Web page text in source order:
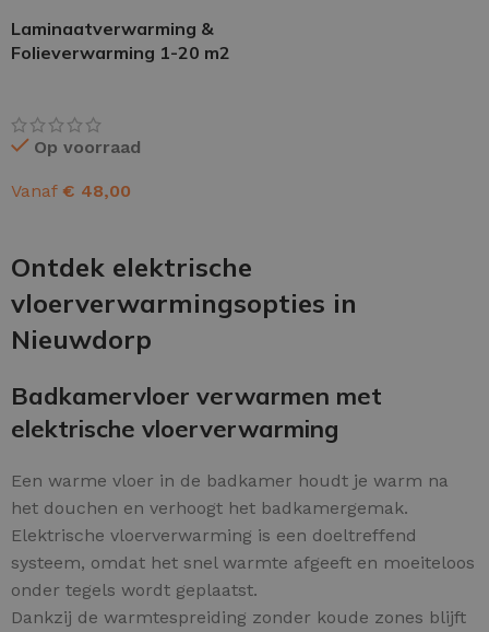
Laminaatverwarming &
Folieverwarming 1-20 m2
Op voorraad
Vanaf € 48,00
Ontdek elektrische
vloerverwarmingsopties in
Nieuwdorp
Badkamervloer verwarmen met
elektrische vloerverwarming
Een warme vloer in de badkamer houdt je warm na
het douchen en verhoogt het badkamergemak.
Elektrische vloerverwarming is een doeltreffend
systeem, omdat het snel warmte afgeeft en moeiteloos
onder tegels wordt geplaatst.
Dankzij de warmtespreiding zonder koude zones blijft